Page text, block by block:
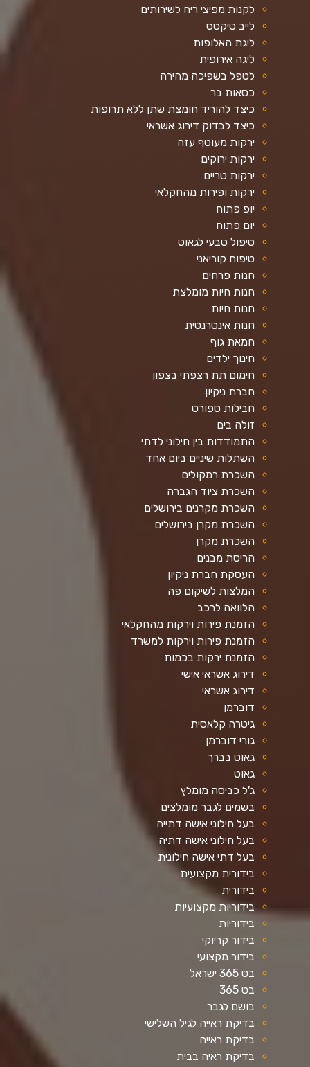
לקנות מפיצי ריח לשירותים
לייב טיקטס
ליגת האלופות
ליגה אירופית
לטפל בשפיכה מהירה
כסאות בר
כיצד להוריד חומצת שתן ללא תרופות
כיצד לבדוק דירוג אשראי
ירקות מעוטף עזה
ירקות ירוקים
ירקות טריים
ירקות ופירות מהחקלאי
יופ פתוח
יום פתוח
טיפול טבעי לגאוט
טיפוח קוריאני
חנות פרחים
חנות חיות מומלצת
חנות חיות
חנות אינטרנטית
חמאת גוף
חינוך ילדים
חימום תת רצפתי בצפון
חברת ניקיון
חבילות ספורט
זולה בים
התמודדות בין חילוני לדתי
השתלות שיניים ביום אחד
השכרת רמקולים
השכרת ציוד הגברה
השכרת מקרנים בירושלים
השכרת מקרן בירושלים
השכרת מקרן
הריסת מבנים
העסקת חברת ניקיון
המלצות לשיקום פה
הלוואה לרכב
הזמנת פירות וירקות מהחקלאי
הזמנת פירות וירקות למשרד
הזמנת ירקות בכמות
דירוג אשראי אישי
דירוג אשראי
דוברמן
גיטרה קלאסית
גורי דוברמן
גאוט בברך
גאוט
ג'ל כביסה מומלץ
בשמים לגבר מומלצים
בעל חילוני אישה דתייה
בעל חילוני אישה דתיה
בעל דתי אישה חילונית
בידורית מקצועית
בידורית
בידוריות מקצועיות
בידוריות
בידור קריוקי
בידור מקצועי
בט 365 ישראל
בט 365
בושם לגבר
בדיקת ראייה לגיל השלישי
בדיקת ראייה
בדיקת ראיה בבית